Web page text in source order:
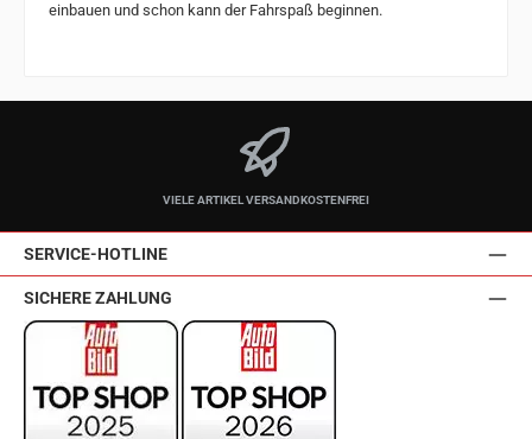
einbauen und schon kann der Fahrspaß beginnen.
VIELE ARTIKEL VERSANDKOSTENFREI
SERVICE-HOTLINE
SICHERE ZAHLUNG